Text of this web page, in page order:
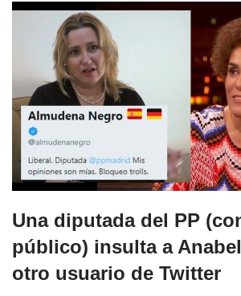
Una diputada del PP
público) insulta a
otro usuario de Twitter